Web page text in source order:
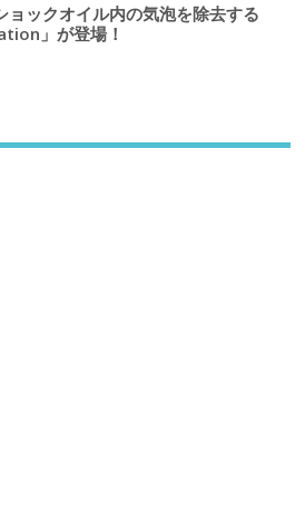
ョックオイル内の気泡を除去する
」が登場！